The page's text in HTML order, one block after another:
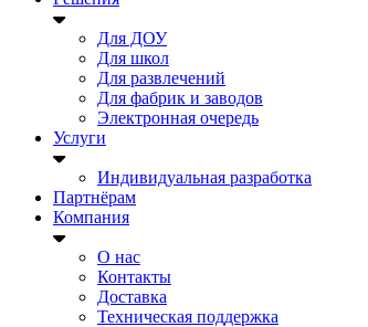
Для ДОУ
Для школ
Для развлечений
Для фабрик и заводов
Электронная очередь
Услуги
Индивидуальная разработка
Партнёрам
Компания
О нас
Контакты
Доставка
Техническая поддержка